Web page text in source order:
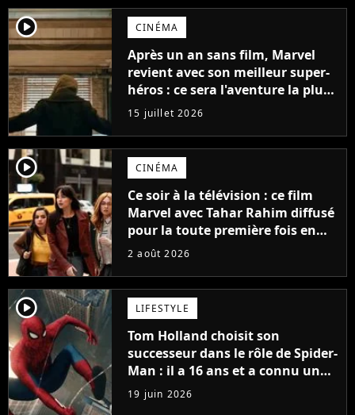
player2 CINÉMA
Après un an sans film, Marvel
revient avec son meilleur super-
héros : ce sera l'aventure la plus
sombre du personnage jusqu’à
présent
15 juillet 2026
player2 CINÉMA
Ce soir à la télévision : ce film
Marvel avec Tahar Rahim diffusé
pour la toute première fois en
France
2 août 2026
player2 LIFESTYLE
Tom Holland choisit son
successeur dans le rôle de Spider-
Man : il a 16 ans et a connu un
énorme succès sur Netflix
l'année dernière
19 juin 2026